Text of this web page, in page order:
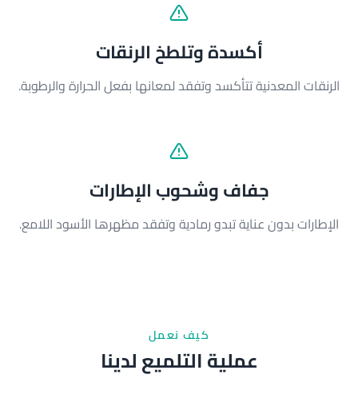
أكسدة وتلطخ الرنقات
الرنقات المعدنية تتأكسد وتفقد لمعانها بفعل الحرارة والرطوبة.
جفاف وشحوب الإطارات
الإطارات بدون عناية تبدو رمادية وتفقد مظهرها الأسود اللامع.
كيف نعمل
عملية التلميع لدينا